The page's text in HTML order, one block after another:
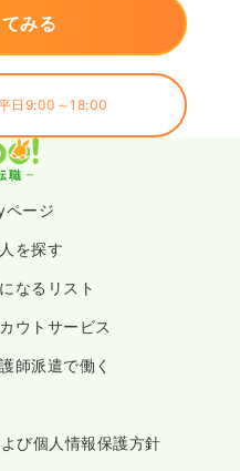
みる
日9:00～18:00
ページ
を探す
なるリスト
ウトサービス
師派遣で働く
び個人情報保護方針